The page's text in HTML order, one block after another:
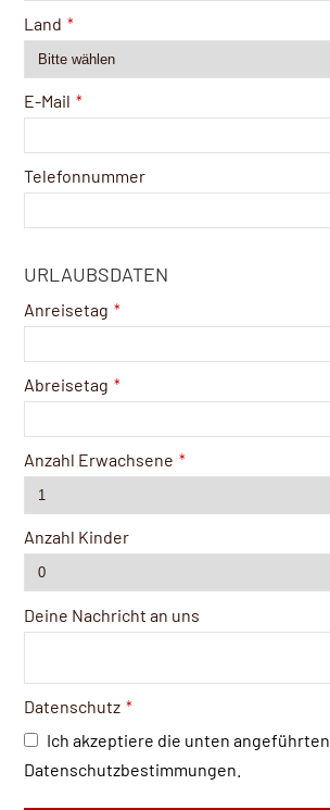
Land *
E-Mail *
Telefonnummer
URLAUBSDATEN
Anreisetag *
Abreisetag *
Anzahl Erwachsene *
Anzahl Kinder
Deine Nachricht an uns
Datenschutz *
Ich akzeptiere die unten angeführten
Datenschutzbestimmungen.